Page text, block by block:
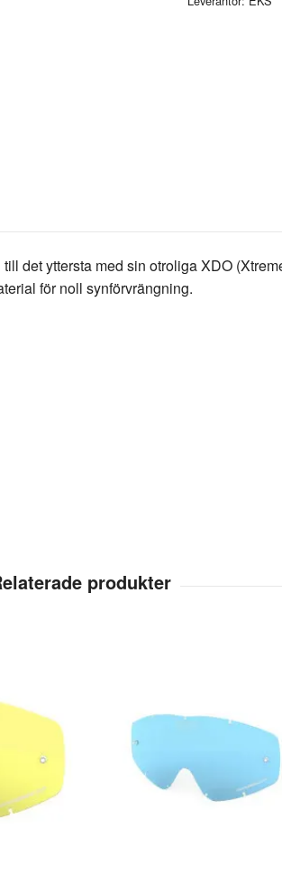
det yttersta med sin otroliga XDO
för noll synförvrängning.